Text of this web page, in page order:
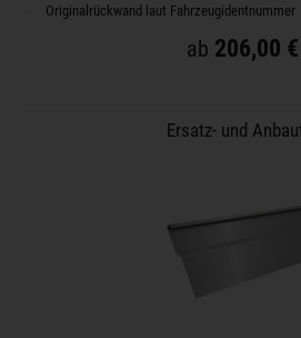
Originalrückwand laut Fahrzeugidentnummer
ab 206,00 €
Ersatz- und